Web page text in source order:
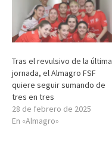
Tras el revulsivo de la última
jornada, el Almagro FSF
quiere seguir sumando de
tres en tres
28 de febrero de 2025
En «Almagro»